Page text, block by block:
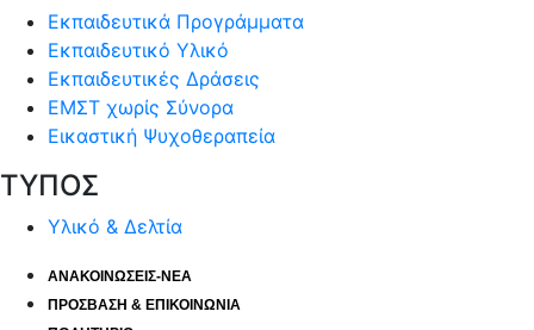
Εκπαιδευτικά Προγράμματα
Εκπαιδευτικό Υλικό
Εκπαιδευτικές Δράσεις
ΕΜΣΤ χωρίς Σύνορα
Εικαστική Ψυχοθεραπεία
ΤΥΠΟΣ
Υλικό & Δελτία
ΑΝΑΚΟΙΝΩΣΕΙΣ-ΝΕΑ
ΠΡΟΣΒΑΣΗ & ΕΠΙΚΟΙΝΩΝΙΑ